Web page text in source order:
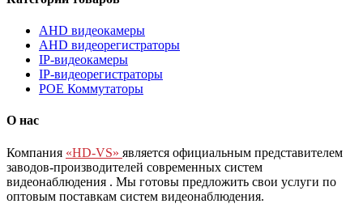
AHD видеокамеры
AHD видеорегистраторы
IP-видеокамеры
IP-видеорегистраторы
POE Коммутаторы
О нас
Компания «HD-VS» является официальным представителем
заводов-производителей современных систем
видеонаблюдения . Мы готовы предложить свои услуги по
оптовым поставкам систем видеонаблюдения.